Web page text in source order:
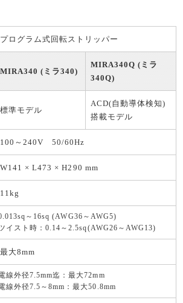
プログラム式回転ストリッパー
MIRA340 (ミラ340)
MIRA340Q (ミラ
340Q)
標準モデル
ACD(自動導体検知)
搭載モデル
100～240V 50/60Hz
W141 × L473 × H290 mm
11kg
～16sq (AWG36～AWG5)
イスト時：0.14～2.5sq(AWG26～AWG13)
最大8mm
線外径7.5mm迄：最大72mm
線外径7.5～8mm：最大50.8mm